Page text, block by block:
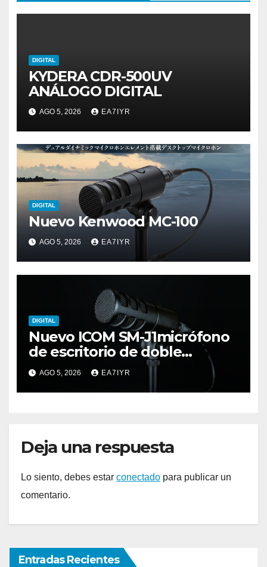
DIGITAL
KYDERA CDR-500UV
ANÁLOGO DIGITAL
AGO 5, 2026 EA7IYR
DIGITAL
Nuevo Kenwood MC-100
AGO 5, 2026 EA7IYR
DIGITAL
Nuevo ICOM SM-J1micrófono
de escritorio de doble
elemento premium
AGO 5, 2026 EA7IYR
Deja una respuesta
Lo siento, debes estar conectado para publicar un
comentario.
Entradas Recientes